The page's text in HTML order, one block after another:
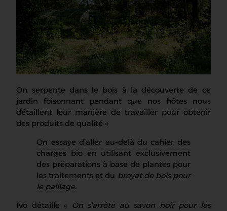
On serpente dans le bois à la découverte de ce
jardin foisonnant pendant que nos hôtes nous
détaillent leur manière de travailler pour obtenir
des produits de qualité «
On essaye d’aller au-delà du cahier des
charges bio en utilisant exclusivement
des préparations à base de plantes pour
les traitements et du broyat de bois pour
le paillage.
Ivo détaille «
On s’arrête au savon noirpour les